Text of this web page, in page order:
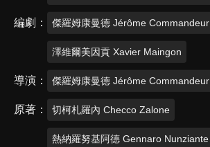
編劇 傑羅姆康曼德 Jérôme Commandeur
澤維爾美因貢 Xavier Maingon
導演 傑羅姆康曼德 Jérôme Commandeur
原著 切柯札羅內 Checco Zalone
熱納羅努基阿德 Gennaro Nunziante